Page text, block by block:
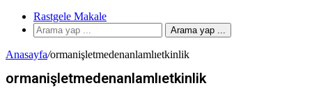
Rastgele Makale
Arama yap ...
Anasayfa/ormanişletmedenanlamlıetkinlik
ormanişletmedenanlamlıetkinlik